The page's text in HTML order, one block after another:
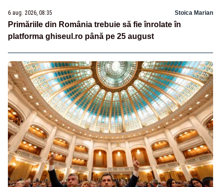
6 aug. 2026, 08:35 Stoica Marian
Primăriile din România trebuie să fie înrolate în
platforma ghiseul.ro până pe 25 august